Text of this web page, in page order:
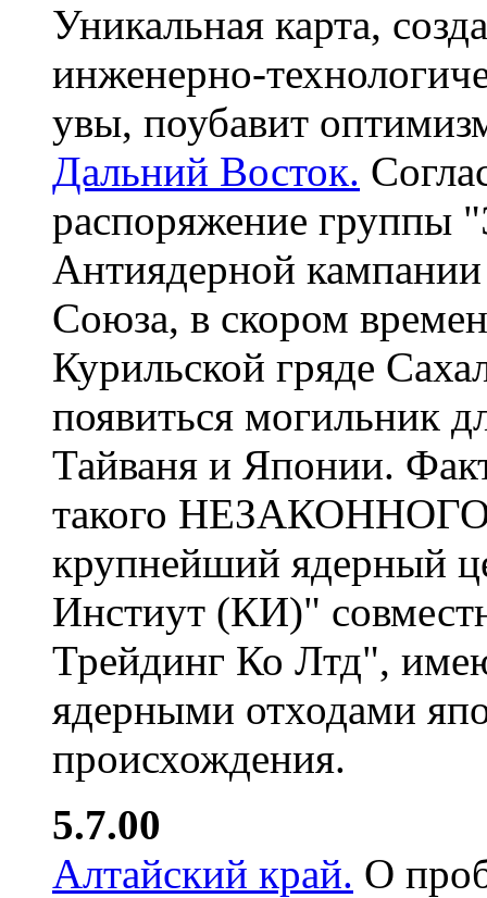
Уникальная карта,
инженерно-
увы, поубавит
Дальний Восток.
распоряжение
Антиядерной
Союза, в скором
Курильской гряде
появиться могильник
Тайваня и Японии.
такого НЕЗАКОННОГО
крупнейший ядерный
Инстиут (КИ)"
Трейдинг Ко Лтд",
ядерными отходами
происхождения.
5.7.00
Алтайский край. О